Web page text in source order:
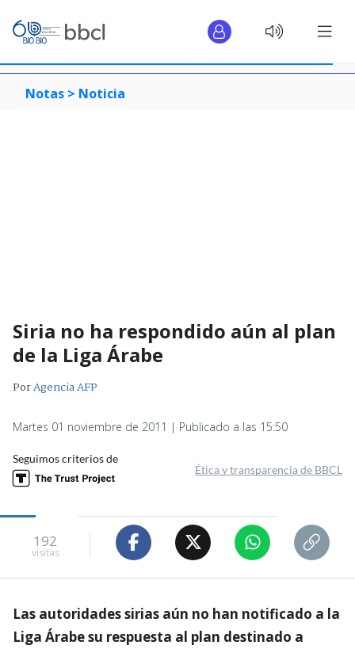
Notas > Noticia
Siria no ha respondido aún al plan
de la Liga Árabe
PorAgencia AFP
Martes 01 noviembre de 2011 | Publicado a las 15:50
Seguimos criterios de
Ética y transparencia de BBCL
192
visitas
Las autoridades sirias aún no han notificado a la
Liga Árabe su respuesta al plan destinado a